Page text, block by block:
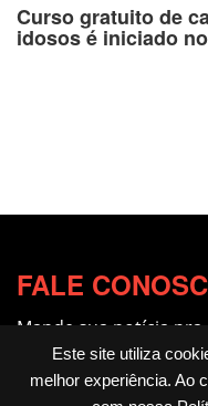
Este site utiliza
melhor experiência. Ao
Curso gratuito de
idosos é iniciado
FALE
Mande sua notícia pra
Políticas de